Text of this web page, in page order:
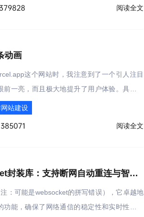
379828 阅读全文
动画
这个网站时，我注意到了一个引人注目
一亮，而且极大地提升了用户体验。具体来
雅的白色线条在缓缓环绕，与此同时，线条所
站建设
385071 阅读全文
不容错过！顶级WebSocket封装库：支持断网自动重连与智能心跳检测！
：可能是websocket的拼写错误），它卓越地
能，确保了网络通信的稳定性和实时性。同